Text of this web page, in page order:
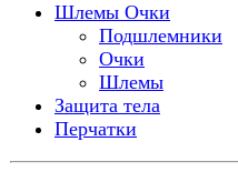
Шлемы Очки
Подшлемники
Очки
Шлемы
Защита тела
Перчатки